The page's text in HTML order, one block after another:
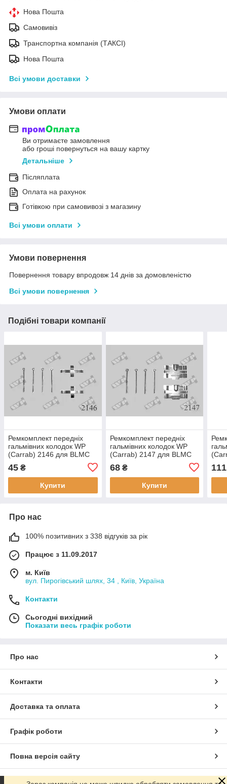
Нова Пошта
Самовивіз
Транспортна компанія (ТАКСІ)
Нова Пошта
Всі умови доставки
Умови оплати
Ви отримаєте замовлення
або гроші повернуться на вашу картку
Детальніше
Післяплата
Оплата на рахунок
Готівкою при самовивозі з магазину
Всі умови оплати
Умови повернення
Повернення товару впродовж 14 днів за домовленістю
Всі умови повернення
Подібні товари компанії
Ремкомплект передніх
гальмівних колодок WP
(Carrab) 2146 для BLMC
Rover Metro, 80-90, крос-
код за Quick
45 ₴
Купити
Ремкомплект передніх
гальмівних колодок WP
(Carrab) 2147 для BLMC
Rover Metro, 80-90, крос-
код за Quick
68₴
Купити
111
Про нас
100% позитивних з 338 відгуків за рік
Працює з 11.09.2017
м. Київ
вул. Пирогівський шлях, 34 , Київ, Україна
Контакти
Сьогодні вихідний
Показати весь графік роботи
Про нас
Контакти
Доставка та оплата
Графік роботи
Повна версія сайту
Сайт створено на маркетплейсі Prom.ua